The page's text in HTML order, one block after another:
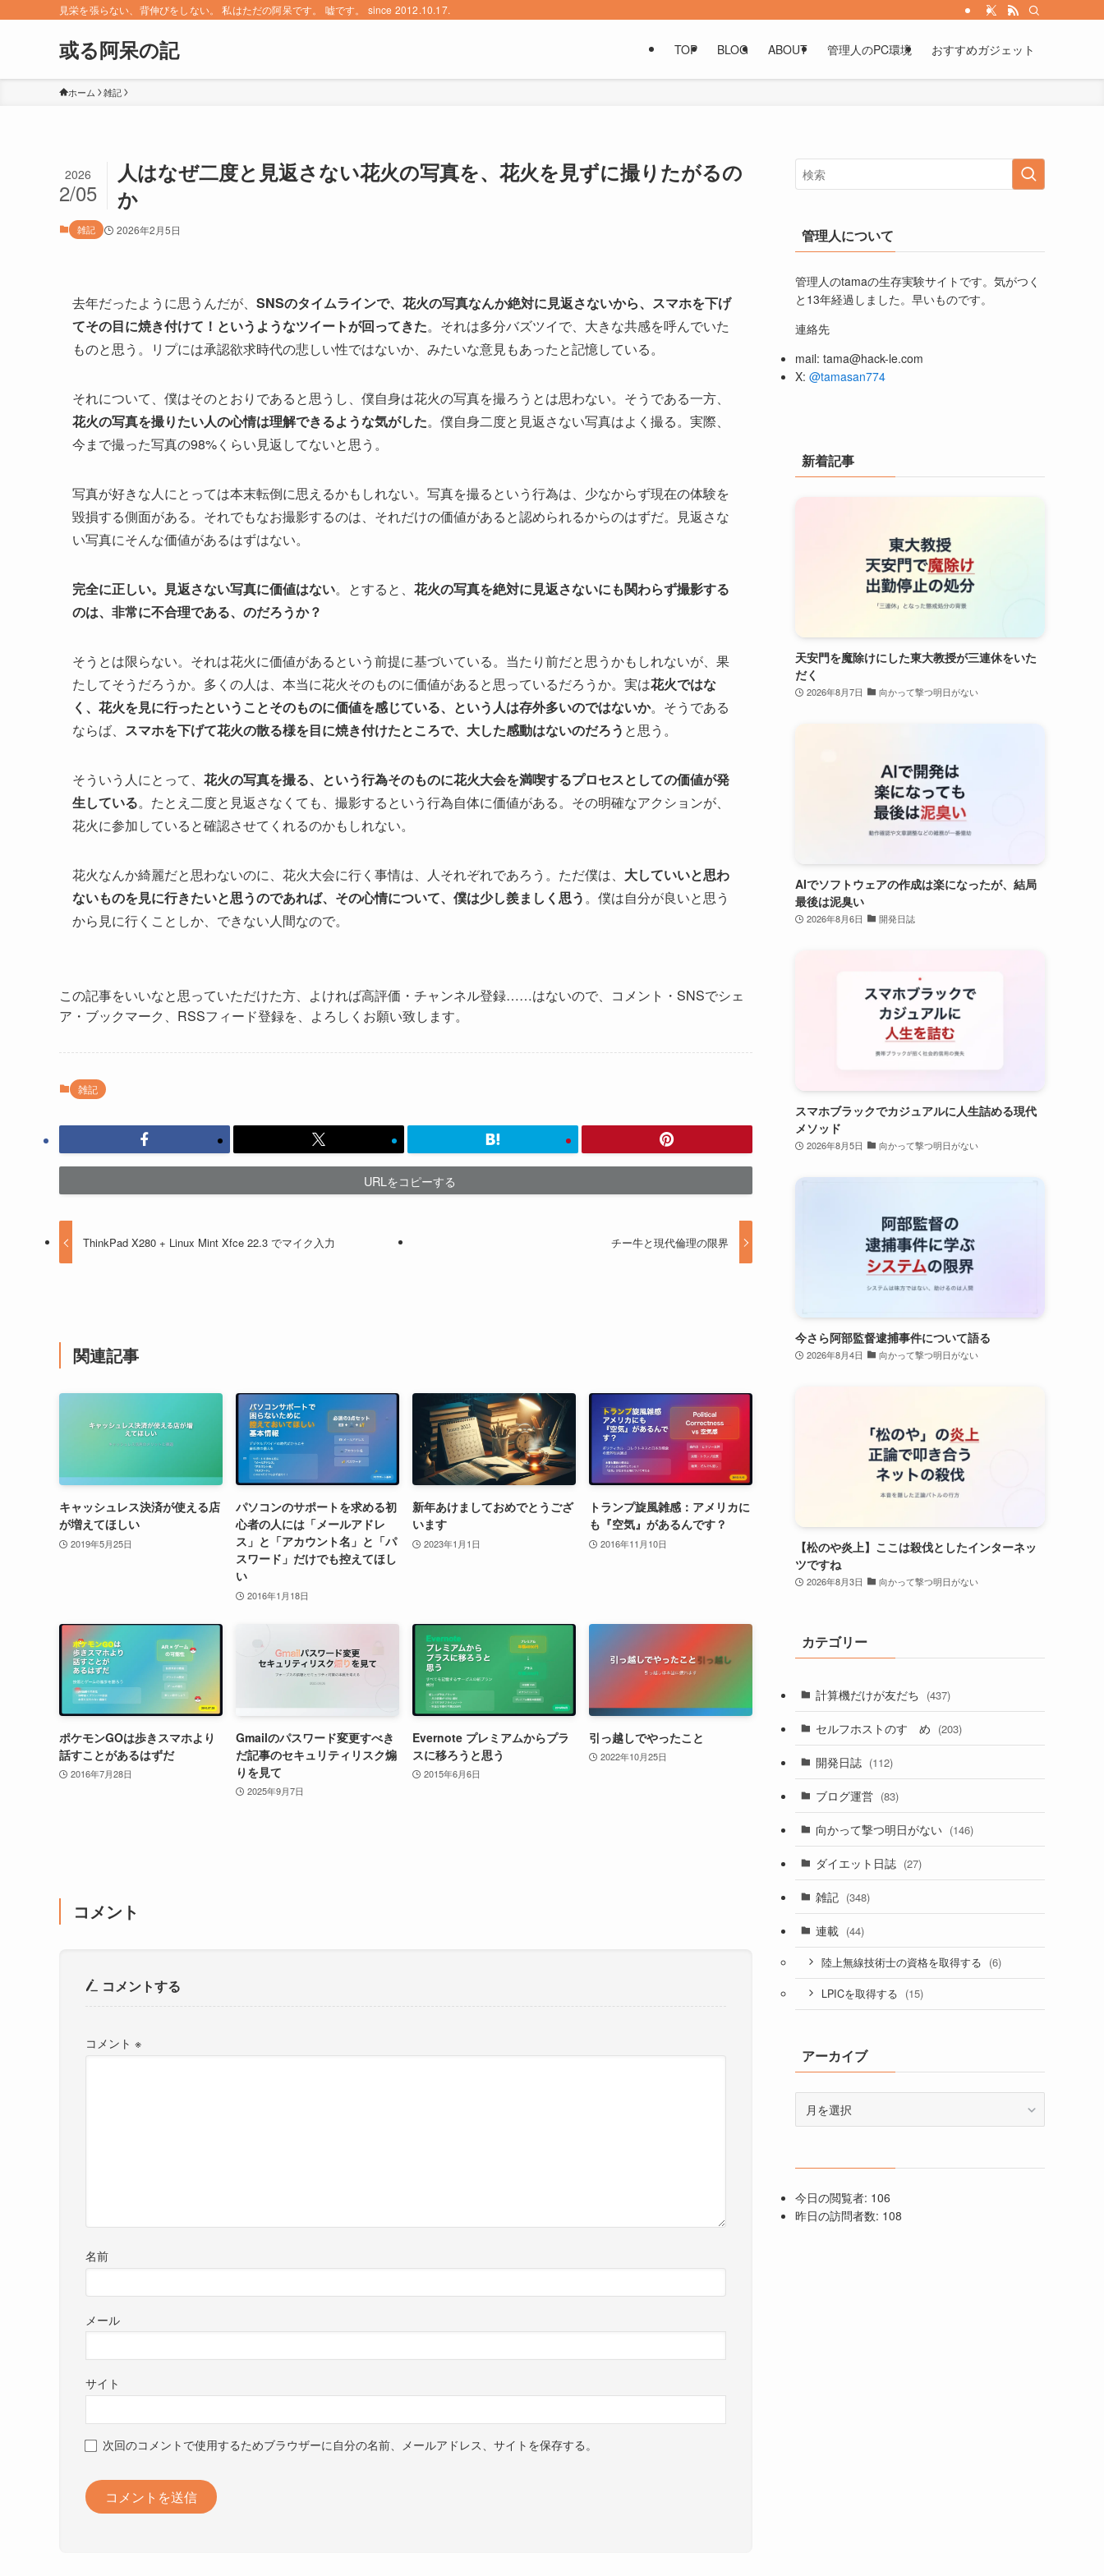
見栄を張らない、背伸びをしない。 私はただの阿呆です。 嘘です。 since 2012.10.17.
或る阿呆の記 TOP BLOG ABOUT 管理人のPC環境 おすすめガジェット
ホーム 雑記
人はなぜ二度と見返さない花火の写真を、花火を見ずに撮りたがるの
か
2026
2/05
雑記 2026年2月5日
去年だったように思うんだが、 SNSのタイムラインで、花火の写真なんか絶対に見返さないから、スマホを下げ
てその目に焼き付けて！というようなツイートが回ってきた。それは多分バズツイで、大きな共感を呼んでいた
ものと思う。リプには承認欲求時代の悲しい性ではないか、みたいな意見もあったと記憶している。
それについて、僕はそのとおりであると思うし、僕自身は花火の写真を撮ろうとは思わない。そうである一方、
花火の写真を撮りたい人の心情は理解できるような気がした。僕自身二度と見返さない写真はよく撮る。実際、
今まで撮った写真の98%くらい見返してないと思う。
写真が好きな人にとっては本末転倒に思えるかもしれない。写真を撮るという行為は、少なからず現在の体験を
毀損する側面がある。それでもなお撮影するのは、それだけの価値があると認められるからのはずだ。見返さな
い写真にそんな価値があるはずはない。
完全に正しい。見返さない写真に価値はない。とすると、 花火の写真を絶対に見返さないにも関わらず撮影する
のは、非常に不合理である、のだろうか？
そうとは限らない。それは花火に価値があるという前提に基づいている。当たり前だと思うかもしれないが、果
たしてそうだろうか。多くの人は、本当に花火そのものに価値があると思っているだろうか。実は花火ではな
く、花火を見に行ったということそのものに価値を感じている、という人は存外多いのではないか。そうである
ならば、 スマホを下げて花火の散る様を目に焼き付けたところで、大した感動はないのだろう と思う。
そういう人にとって、 花火の写真を撮る、という行為そのものに花火大会を満喫するプロセスとしての価値が発
生している。たとえ二度と見返さなくても、撮影するという行為自体に価値がある。その明確なアクションが、
花火に参加していると確認させてくれるのかもしれない。
花火なんか綺麗だと思わないのに、花火大会に行く事情は、人それぞれであろう。ただ僕は、 大していいと思わ
ないものを見に行きたいと思うのであれば、その心情について、僕は少し羨ましく思う。僕は自分が良いと思う
から見に行くことしか、できない人間なので。
この記事をいいなと思っていただけた方、よければ高評価・チャンネル登録……はないので、コメント・SNSでシェ
ア・ブックマーク、RSSフィード登録を、よろしくお願い致します。
雑記
URLをコピーする
ThinkPad X280 + Linux Mint Xfce 22.3 でマイク入力 チー牛と現代倫理の限界
関連記事
キャッシュレス決済が使える店
が増えてほしい
2019年5月25日
パソコンのサポートを求める初
心者の人には「メールアドレ
ス」と「アカウント名」と「パ
スワード」だけでも控えてほし
い
2016年1月18日
新年あけましておめでとうござ
います
2023年1月1日
トランプ旋風雑感：アメリカに
も『空気』があるんです？
2016年11月10日
ポケモンGOは歩きスマホより
話すことがあるはずだ
2016年7月28日
Gmailのパスワード変更すべき
だ記事のセキュリティリスク煽
りを見て
2025年9月7日
Evernote プレミアムからプラ
スに移ろうと思う
2015年6月6日
引っ越しでやったこと
2022年10月25日
コメント
コメントする
コメント ※
名前
メール
サイト
次回のコメントで使用するためブラウザーに自分の名前、メールアドレス、サイトを保存する。
管理人について
管理人のtamaの生存実験サイトです。気がつく
と13年経過しました。早いものです。
連絡先
mail: tama@hack-le.com
X: @tamasan774
新着記事
天安門を魔除けにした東大教授が三連休をいた
だく
2026年8月7日 向かって撃つ明日がない
AIでソフトウェアの作成は楽になったが、結局
最後は泥臭い
2026年8月6日 開発日誌
スマホブラックでカジュアルに人生詰める現代
メソッド
2026年8月5日 向かって撃つ明日がない
今さら阿部監督逮捕事件について語る
2026年8月4日 向かって撃つ明日がない
【松のや炎上】ここは殺伐としたインターネッ
ツですね
2026年8月3日 向かって撃つ明日がない
カテゴリー
計算機だけが友だち (437)
セルフホストのすゝめ (203)
開発日誌 (112)
ブログ運営 (83)
向かって撃つ明日がない (146)
ダイエット日誌 (27)
雑記 (348)
連載 (44)
陸上無線技術士の資格を取得する (6)
LPICを取得する (15)
アーカイブ
ブ
今日の閲覧者: 106
昨日の訪問者数: 108